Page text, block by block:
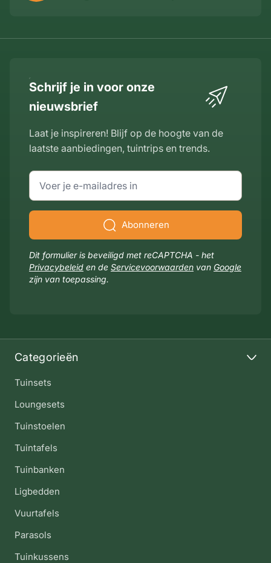
Categorieën
Tuinsets
Loungesets
Tuinstoelen
Tuintafels
Tuinbanken
Ligbedden
Vuurtafels
Parasols
Tuinkussens
Schrijf je in voor onze
nieuwsbrief
Laat je inspireren! Blijf op de hoogte van de
laatste aanbiedingen, tuintrips en trends.
E-mailadres
Abonneren
Dit formulier is beveiligd met reCAPTCHA - het
Privacybeleid en de Servicevoorwaarden van Google
zijn van toepassing.